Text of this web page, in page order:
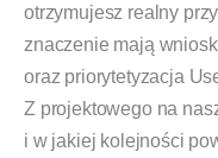
otrzymujesz realny
znaczenie mają
oraz priorytetyzacja
Z projektowego na
i w jakiej kolejności